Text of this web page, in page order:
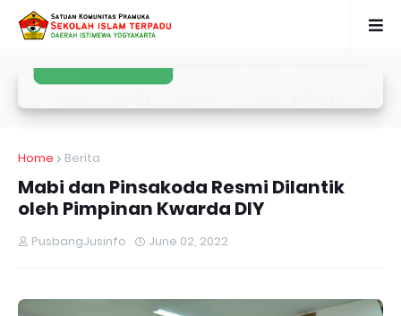
Home Berita
Mabi dan Pinsakoda Resmi Dilantik
oleh Pimpinan Kwarda DIY
PusbangJusinfo June 02, 2022